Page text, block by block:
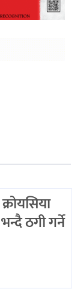
ठगी गर्ने